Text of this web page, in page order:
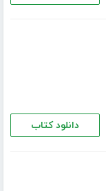
دانلود کتاب